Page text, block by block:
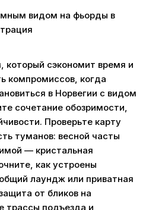
сэкономит время и
компромиссов, когда
в Норвегии с видом
сочетание обозримости,
Проверьте карту
туманов: весной часты
— кристальная
как устроены
лаундж или приватная
от бликов на
трассы подъезда и